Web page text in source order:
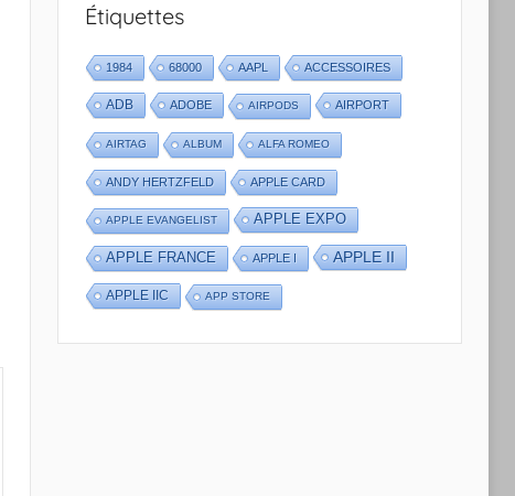
Étiquettes
1984 68000 AAPL ACCESSOIRES
ADB ADOBE AIRPODS AIRPORT
AIRTAG ALBUM ALFA ROMEO
ANDY HERTZFELD APPLE CARD
APPLE EVANGELIST APPLE EXPO
APPLE FRANCE APPLE I APPLE II
APPLE IIC APP STORE